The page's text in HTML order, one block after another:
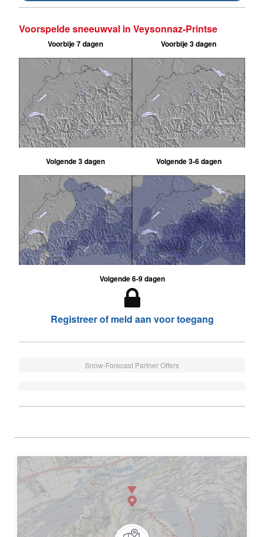
Voorspelde sneeuwval in Veysonnaz-Printse
Voorbije 7 dagen Voorbije 3 dagen
Volgende 3 dagen Volgende 3-6 dagen
Volgende 6-9 dagen
Registreer of meld aan voor toegang
Snow-Forecast Partner Offers